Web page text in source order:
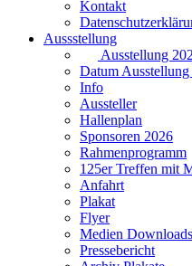
Kontakt
Aussstellung
Ausstellung
Datum
Info
Aussteller
Hallenplan
Sponsoren 2026
Rahmenprogramm
125er Treffen mit
Anfahrt
Plakat
Flyer
Medien Downloads
Pressebericht